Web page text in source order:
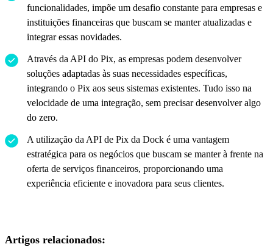
funcionalidades, impõe um desafio constante para empresas e
instituições financeiras que buscam se manter atualizadas e
integrar essas novidades.
Através da API do Pix, as empresas podem desenvolver
soluções adaptadas às suas necessidades específicas,
integrando o Pix aos seus sistemas existentes. Tudo isso na
velocidade de uma integração, sem precisar desenvolver algo
do zero.
A utilização da API de Pix da Dock é uma vantagem
estratégica para os negócios que buscam se manter à frente na
oferta de serviços financeiros, proporcionando uma
experiência eficiente e inovadora para seus clientes.
Artigos relacionados: